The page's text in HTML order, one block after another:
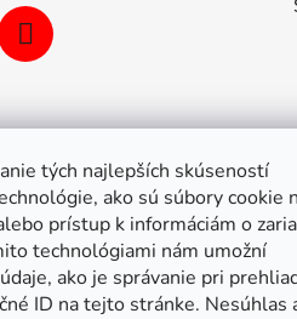
tých najlepších skúseností
ako sú súbory cookie
prístup k informáciám o
technológiami nám umožní
ako je správanie pri
ID na tejto stránke. Nesúhlas